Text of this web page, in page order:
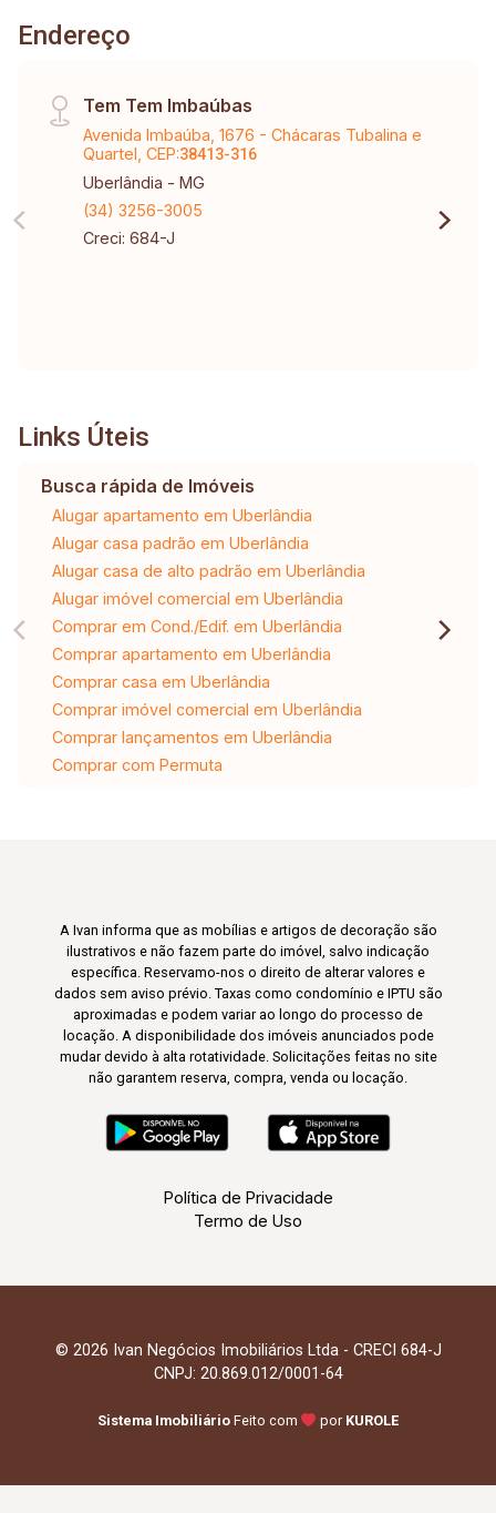
Endereço
Tem Tem Imbaúbas
Avenida Imbaúba, 1676 - Chácaras Tubalina e
Quartel, CEP:38413-316
Uberlândia - MG
(34) 3256-3005
Creci: 684-J
Links Úteis
Busca rápida de Imóveis
Alugar apartamento em Uberlândia
Alugar casa padrão em Uberlândia
Alugar casa de alto padrão em Uberlândia
Alugar imóvel comercial em Uberlândia
Comprar em Cond./Edif. em Uberlândia
Comprar apartamento em Uberlândia
Comprar casa em Uberlândia
Comprar imóvel comercial em Uberlândia
Comprar lançamentos em Uberlândia
Comprar com Permuta
A Ivan informa que as mobílias e artigos de decoração são
ilustrativos e não fazem parte do imóvel, salvo indicação
específica. Reservamo-nos o direito de alterar valores e
dados sem aviso prévio. Taxas como condomínio e IPTU são
aproximadas e podem variar ao longo do processo de
locação. A disponibilidade dos imóveis anunciados pode
mudar devido à alta rotatividade. Solicitações feitas no site
não garantem reserva, compra, venda ou locação.
Política de Privacidade
Termo de Uso
© 2026 Ivan Negócios Imobiliários Ltda - CRECI 684-J
CNPJ: 20.869.012/0001-64
Sistema Imobiliário Feito com por KUROLE